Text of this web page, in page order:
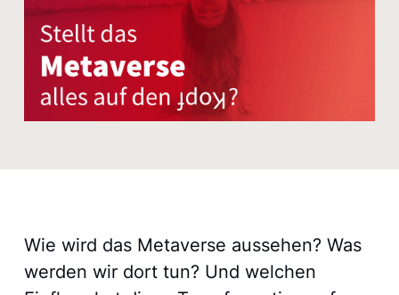
Wie wird das Metaverse aussehen? Was
werden wir dort tun? Und welchen